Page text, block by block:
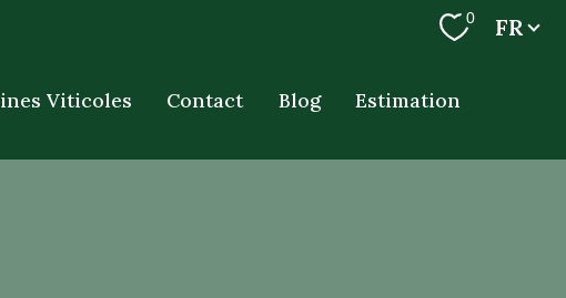
0 Langue
FR
Viticoles Contact Blog Estimation